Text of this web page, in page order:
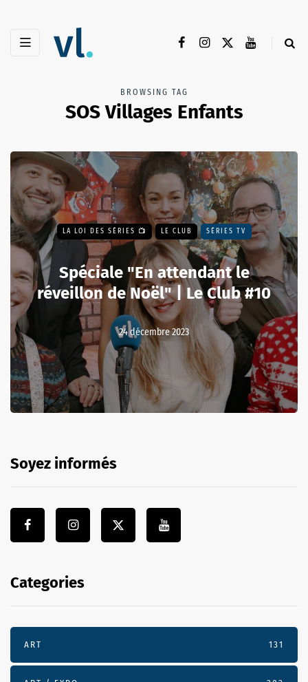
BROWSING TAG
SOS Villages Enfants
LA LOI DES SÉRIES 📺 LE CLUB SÉRIES TV
Spéciale "En attendant le
réveillon de Noël" | Le Club #10
24 décembre 2023
Soyez informés
Categories
ART 131